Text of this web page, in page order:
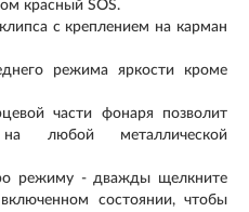
красный SOS.
с креплением на карман
режима яркости кроме
части фонаря позволит
любой металлической
режиму - дважды щелкните
состоянии, чтобы